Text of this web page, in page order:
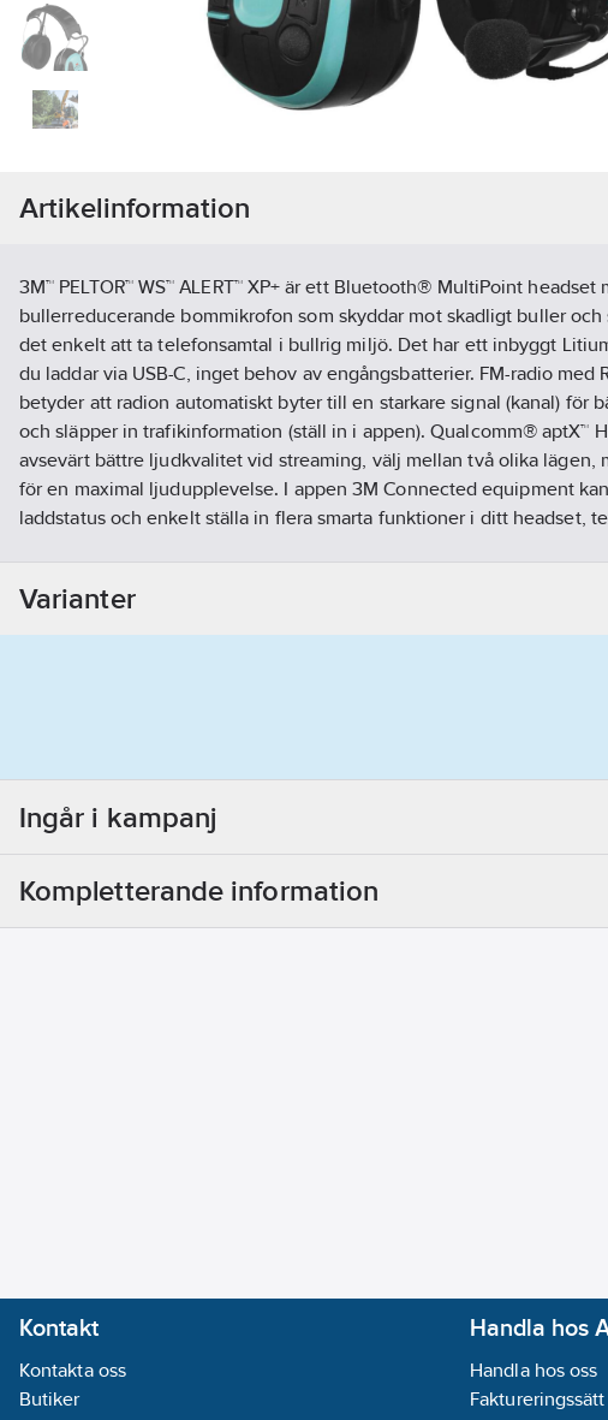
Artikelinformation
3M™ PELTOR™ WS™ ALERT™ XP+ är ett Bluetooth® MultiPoint headset
bullerreducerande bommikrofon som skyddar mot skadligt buller
det enkelt att ta telefonsamtal i bullrig miljö. Det har ett inbyggt
du laddar via USB-C, inget behov av engångsbatterier. FM-radio med
betyder att radion automatiskt byter till en starkare signal (kanal) för
och släpper in trafikinformation (ställ in i appen). Qualcomm® aptX™
avsevärt bättre ljudkvalitet vid streaming, välj mellan två olika lägen,
för en maximal ljudupplevelse. I appen 3M Connected equipment
laddstatus och enkelt ställa in flera smarta funktioner i ditt headset,
laddkabel i enlighet med nya EU-direktivet som trädde ikraft 1 januari
Värnamo, 2 års garanti.
Varianter
Ingår i kampanj
Kompletterande information
Kontakt
Kontakta oss
Butiker
Handla hos
Handla hos oss
Faktureringssätt